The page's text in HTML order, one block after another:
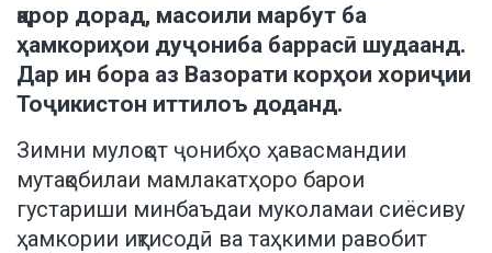
қарор дорад, масоили марбут ба
ҳамкориҳои дуҷониба баррасӣ шудаанд.
Дар ин бора аз Вазорати корҳои хориҷии
Тоҷикистон иттилоъ доданд.
Зимни мулоқот ҷонибҳо ҳавасмандии
мутақобилаи мамлакатҳоро барои
густариши минбаъдаи муколамаи сиёсиву
ҳамкории иқтисодӣ ва таҳкими равобит